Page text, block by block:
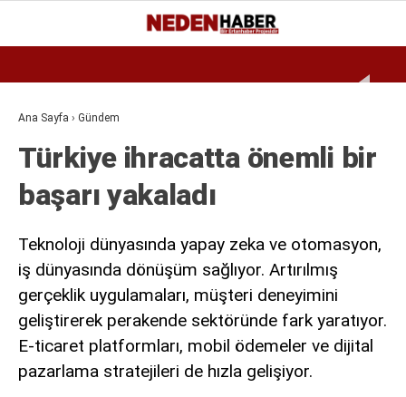
26.2
BURSA
EKONOMI
MAGAZIN
SIYASET
SAĞLIK
Ana Sayfa › Gündem
Türkiye ihracatta önemli bir
başarı yakaladı
Teknoloji dünyasında yapay zeka ve otomasyon,
iş dünyasında dönüşüm sağlıyor. Artırılmış
gerçeklik uygulamaları, müşteri deneyimini
geliştirerek perakende sektöründe fark yaratıyor.
E-ticaret platformları, mobil ödemeler ve dijital
pazarlama stratejileri de hızla gelişiyor.